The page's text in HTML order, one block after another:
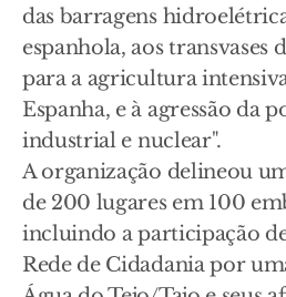
das barragens
espanhola, aos transvases
para a agricultura
Espanha, e à agressão da
industrial e nuclear".
A organização delineou
de 200 lugares em 100
incluindo a participação
Rede de Cidadania por